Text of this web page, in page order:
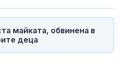
майката, обвинена в
деца